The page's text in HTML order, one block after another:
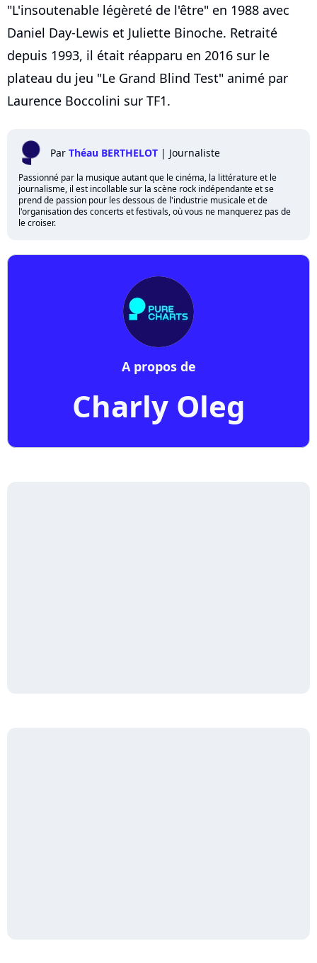
"L'insoutenable légèreté de l'être" en 1988 avec
Daniel Day-Lewis et Juliette Binoche. Retraité
depuis 1993, il était réapparu en 2016 sur le
plateau du jeu "Le Grand Blind Test" animé par
Laurence Boccolini sur TF1.
Par Théau BERTHELOT | Journaliste
Passionné par la musique autant que le cinéma, la littérature et le
journalisme, il est incollable sur la scène rock indépendante et se
prend de passion pour les dessous de l'industrie musicale et de
l'organisation des concerts et festivals, où vous ne manquerez pas de
le croiser.
Charly Oleg
A propos de